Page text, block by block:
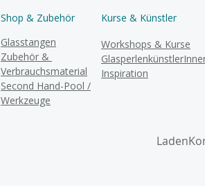
Shop & Zubehör
Glasstangen
Zubehör &
Verbrauchsmaterial
Second Hand-Pool /
Werkzeuge
Kurse & Künstler
Workshops & Kurse
Inspiration